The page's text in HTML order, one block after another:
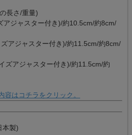
長さ/重量)
アジャスター付き)/約10.5cm/約8cm/
アジャスター付き)/約11.5cm/約8cm/
ズアジャスター付き)/約11.5cm/約
はコチラをクリック。
本製)